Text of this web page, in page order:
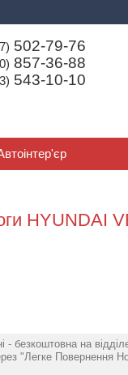
502-79-76
857-36-88
543-10-10
HYUNDAI
- безкоштовна на
"Легке Повернення